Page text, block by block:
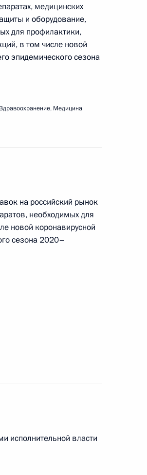
здравоохранения
по подготовке
Федерации
«МыВместе»
новой
медицинских
и оборудование,
для профилактики,
в том числе новой
эпидемического сезона
, Медицина
на российский рынок
необходимых для
новой коронавирусной
сезона 2020–
исполнительной власти